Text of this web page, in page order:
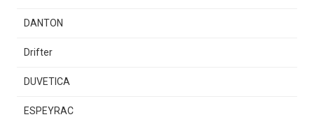
DANTON
Drifter
DUVETICA
ESPEYRAC